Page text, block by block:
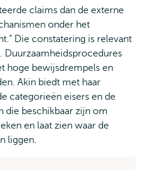
claims dan de externe
onder het
Die constatering is relevant
Duurzaamheidsprocedures
hoge bewijsdrempels en
Akin biedt met haar
categorieën eisers en de
die beschikbaar zijn om
en laat zien waar de
liggen.